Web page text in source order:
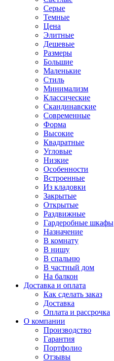
Серые
Темные
Цена
Элитные
Дешевые
Размеры
Большие
Маленькие
Стиль
Минимализм
Классические
Скандинавские
Современные
Форма
Высокие
Квадратные
Угловые
Низкие
Особенности
Встроенные
Из кладовки
Закрытые
Открытые
Раздвижные
Гардеробные шкафы
Назначение
В комнату
В нишу
В спальню
В частный дом
На балкон
Доставка и оплата
Как сделать заказ
Доставка
Оплата и рассрочка
О компании
Производство
Гарантия
Портфолио
Отзывы